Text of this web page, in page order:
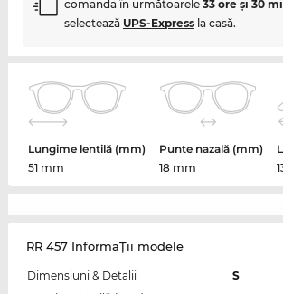
comanda în următoarele 33 ore şi 30
selectează UPS-Expressla casă.
Lungime lentilă (mm)
51 mm
Punte nazală (mm)
18 mm
RR 457 InformaŢii modele
Dimensiuni & Detalii
S